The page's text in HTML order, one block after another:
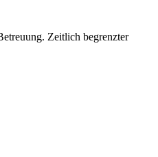
Zeitlich begrenzter